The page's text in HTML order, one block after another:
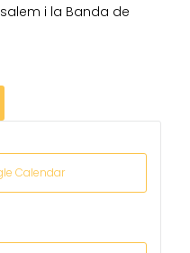
i la Banda de
Calendar